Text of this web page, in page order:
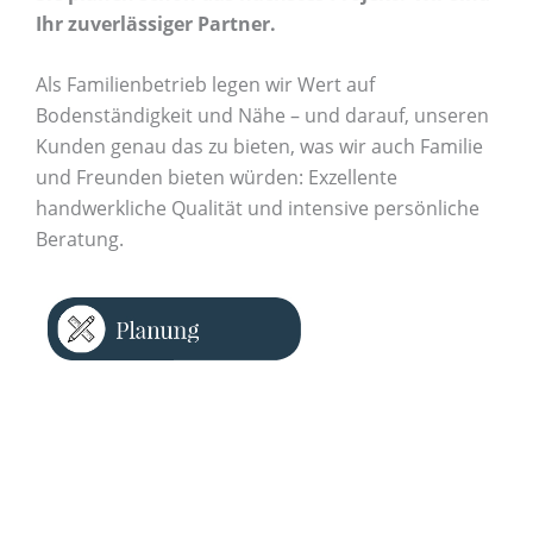
Ihr zuverlässiger Partner.
Als Familienbetrieb legen wir Wert auf
Bodenständigkeit und Nähe – und darauf, unseren
Kunden genau das zu bieten, was wir auch Familie
und Freunden bieten würden: Exzellente
handwerkliche Qualität und intensive persönliche
Beratung.